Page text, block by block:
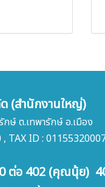
(สำนักงานใหญ่)
ษ์ ต.เทพารักษ์ อ.เมือง
, TAX ID :
ต่อ 402 (คุณนุ้ย)